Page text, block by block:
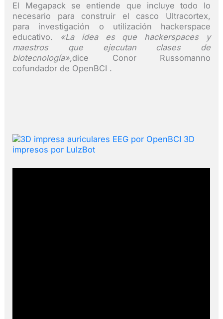
El Megapack se entiende que incluye todo lo
necesario para construir el casco Ultracortex,
para investigación o utilización hackerspace
educativo. «La idea es que hackerspaces y
maestros que ejecutan clases de
biotecnología»,dice Conor Russomanno
cofundador de OpenBCI .